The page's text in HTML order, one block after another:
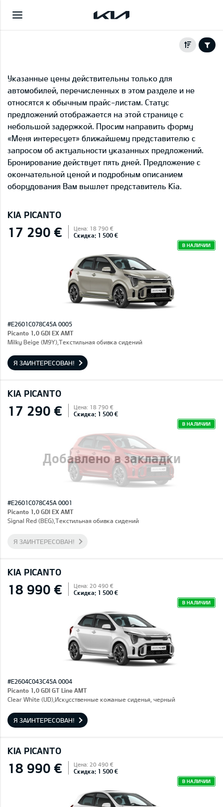
Указанные цены действительны только для
автомобилей, перечисленных в этом разделе и не
относятся к обычным прайс-листам. Статус
предложений отображается на этой странице с
небольшой задержкой. Просим направить форму
«Меня интересует» ближайшему представителю с
запросом об актуальности указанных предложений.
Бронирование действует пять дней. Предложение с
окончательной ценой и подробным описанием
оборудования Вам вышлет представитель Kia.
KIA PICANTO
17 290 € Цена: 18 790 €
Скидка: 1 500 €
В НАЛИЧИИ
#E2601C078C45A 0005
Picanto 1,0 GDI EX AMT
Milky Beige (M9Y),Текстильная обивка сидений
Я ЗАИНТЕРЕСОВАН!
KIA PICANTO
Добавлено в закладки
17 290 € Цена: 18 790 €
Скидка: 1 500 €
В НАЛИЧИИ
#E2601C078C45A 0001
Picanto 1,0 GDI EX AMT
Signal Red (BEG),Текстильная обивка сидений
Я ЗАИНТЕРЕСОВАН!
KIA PICANTO
18 990 € Цена: 20 490 €
Скидка: 1 500 €
В НАЛИЧИИ
#E2604C043C45A 0004
Picanto 1,0 GDI GT Line AMT
Clear White (UD),Искусственные кожаные сиденья, черный
Я ЗАИНТЕРЕСОВАН!
KIA PICANTO
18 990 € Цена: 20 490 €
Скидка: 1 500 €
В НАЛИЧИИ